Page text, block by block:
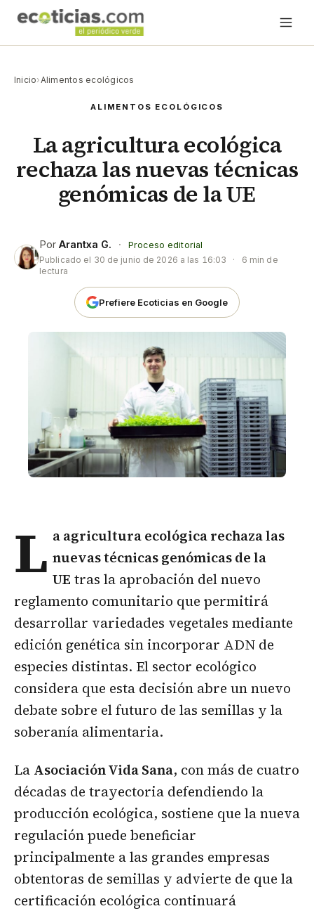
Inicio›Alimentos ecológicos
ALIMENTOS ECOLÓGICOS
La agricultura ecológica
rechaza las nuevas técnicas
genómicas de la UE
Por Arantxa G. ·
Proceso editorial
Publicado el 30 de junio de 2026 a las 16:03 ·
6 min de
lectura
Prefiere Ecoticias en Google
L aagricultura ecológicarechaza las
nuevas técnicas genómicas de la
UE tras la aprobación del nuevo
reglamento comunitario que permitirá
desarrollar variedades vegetales mediante
edición genética sin incorporar ADN de
especies distintas. El sector ecológico
considera que esta decisión abre un nuevo
debate sobre el futuro de las semillas y la
soberanía alimentaria.
La Asociación Vida Sana, con más de cuatro
décadas de trayectoria defendiendo la
producción ecológica, sostiene que la nueva
regulación puede beneficiar
principalmente a las grandes empresas
obtentoras de semillas y advierte de que la
certificación ecológica continuará